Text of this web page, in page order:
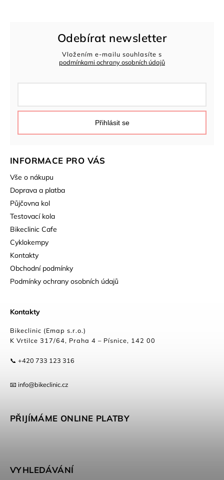
INFORMACE PRO VÁS
Vše o nákupu
Doprava a platba
Půjčovna kol
Testovací kola
Bikeclinic Cafe
Cyklokempy
Kontakty
Obchodní podmínky
Podmínky ochrany osobních údajů
Kontakty
Bikeclinic (Emap s.r.o.)
K Vrtilce 317/64, Praha 4 – Písnice, 142 00
📞 +420 733 123 316
📧 info@bikeclinic.cz
Odebírat newsletter
Vložením e-mailu souhlasíte s
podmínkami ochrany osobních údajů
Přihlásit se
PŘIJÍMÁME ONLINE PLATBY
VYHLEDÁVÁNÍ